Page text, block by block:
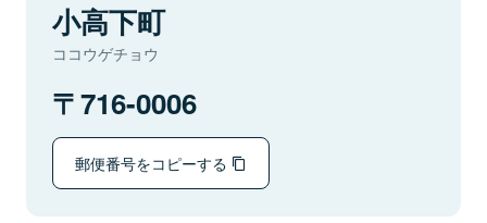
小高下町
ココウゲチョウ
716-0006
郵便番号をコピーする